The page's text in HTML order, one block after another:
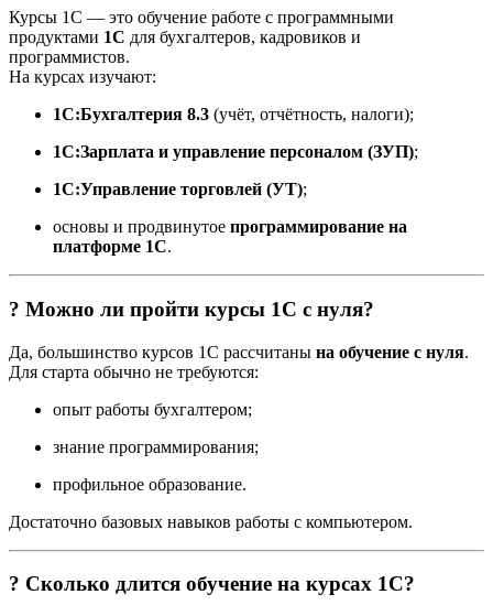
Курсы 1С — это обучение работе с программными
продуктами 1С для бухгалтеров, кадровиков и
программистов.
На курсах изучают:
1С:Бухгалтерия 8.3 (учёт, отчётность, налоги);
1С:Зарплата и управление персоналом (ЗУП);
1С:Управление торговлей (УТ);
основы и продвинутое программирование на
платформе 1С.
? Можно ли пройти курсы 1С с нуля?
Да, большинство курсов 1С рассчитаны на обучение с нуля.
Для старта обычно не требуются:
опыт работы бухгалтером;
знание программирования;
профильное образование.
Достаточно базовых навыков работы с компьютером.
? Сколько длится обучение на курсах 1С?